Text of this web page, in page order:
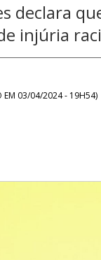
declara
injúria
EM 03/04/2024 - 19H54)